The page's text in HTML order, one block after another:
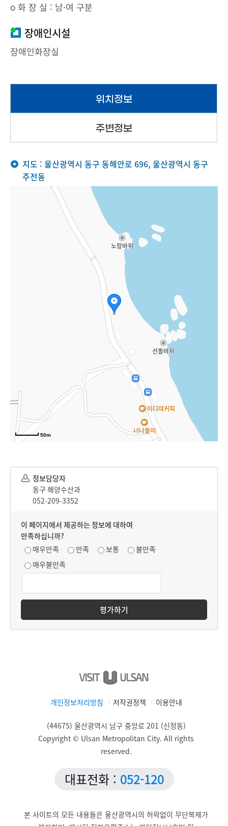
o 화 장 실 : 남·여 구분
장애인시설
장애인화장실
위치정보
주변정보
지도 : 울산광역시 동구 동해안로 696, 울산광역시 동구
주전동
50m
정보담당자
이 페이지에서 제공하는 정보에 대하여
만족하십니까?
매우만족
만족 보통
불만족
매우불만족
평가하기
개인정보처리방침 저작권정책 이용안내
(44675) 울산광역시 남구 중앙로 201 (신정동)
Copyright © Ulsan Metropolitan City. All rights
reserved.
대표전화 : 052-120
본 사이트의 모든 내용들은 울산광역시의 허락없이 무단복제가